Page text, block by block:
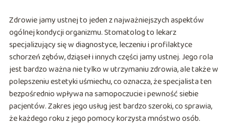
Zdrowie jamy ustnej to jeden z najważniejszych aspektów
ogólnej kondycji organizmu. Stomatolog to lekarz
specjalizujący się w diagnostyce, leczeniu i profilaktyce
schorzeń zębów, dziąseł i innych części jamy ustnej. Jego rola
jest bardzo ważna nie tylko w utrzymaniu zdrowia, ale także w
polepszeniu estetyki uśmiechu, co oznacza, że specjalista ten
bezpośrednio wpływa na samopoczucie i pewność siebie
pacjentów. Zakres jego usług jest bardzo szeroki, co sprawia,
że każdego roku z jego pomocy korzysta mnóstwo osób.